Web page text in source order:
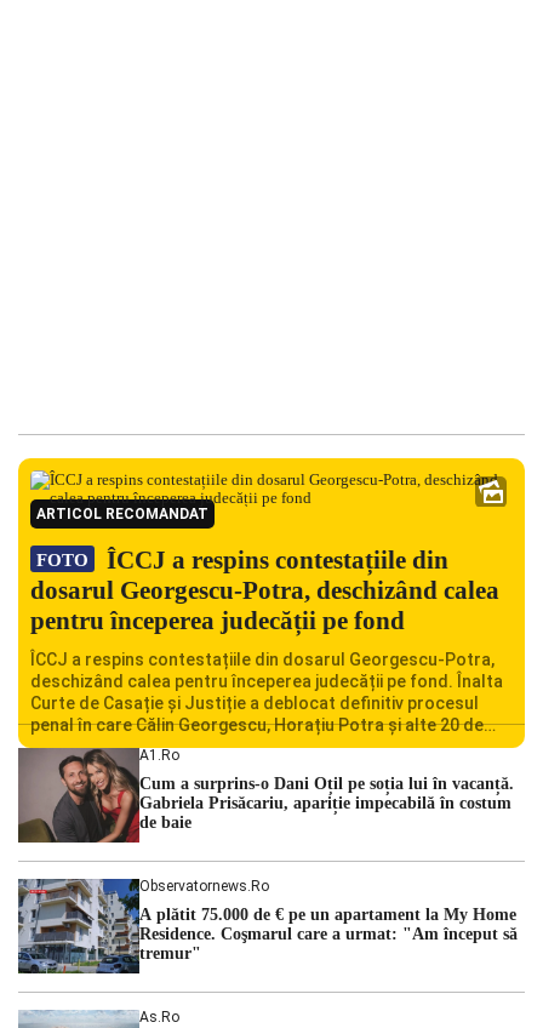
ARTICOL RECOMANDAT
FOTO
ÎCCJ a respins contestațiile din
dosarul Georgescu-Potra, deschizând calea
pentru începerea judecății pe fond
ÎCCJ a respins contestațiile din dosarul Georgescu-Potra,
deschizând calea pentru începerea judecății pe fond. Înalta
Curte de Casație și Justiție a deblocat definitiv procesul
penal în care Călin Georgescu, Horațiu Potra și alte 20 de
persoane sunt acuzați de acțiuni îndreptate împotriva
ordinii constituționale. În ședința din camera preliminară,
judecătorii de la instanța supremă au […]
A1.ro
Cum a surprins-o Dani Oțil pe soția lui în vacanță.
Gabriela Prisăcariu, apariție impecabilă în costum
de baie
Observatornews.ro
A plătit 75.000 de € pe un apartament la My Home
Residence. Coşmarul care a urmat: "Am început să
tremur"
As.ro